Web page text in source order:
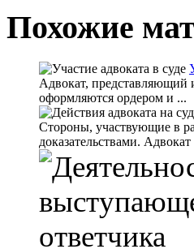
Похожие
Адвокат, представляющий
оформляются ордером и ...
Стороны, участвующие в
доказательствами. Адвокат